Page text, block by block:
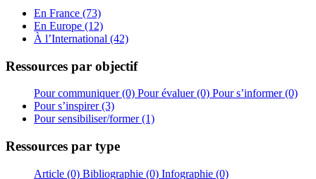
En France (73)
En Europe (12)
À l’International (42)
Ressources par objectif
Pour communiquer (0) Pour évaluer (0) Pour s’informer (0)
Pour s’inspirer (3)
Pour sensibiliser/former (1)
Ressources par type
Article (0) Bibliographie (0) Infographie (0)